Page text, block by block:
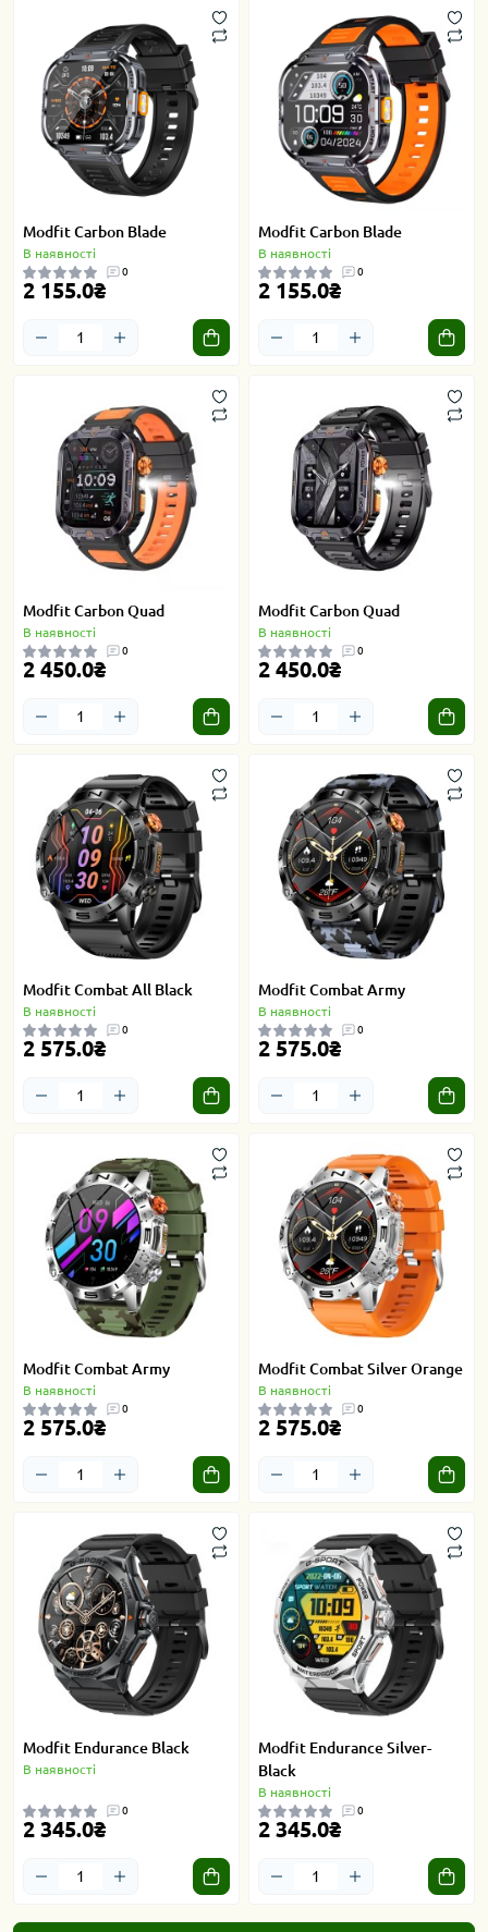
Modfit Carbon Blade
В наявності
0
2 155.0₴
Modfit Carbon Blade
В наявності
0
2 155.0₴
Modfit Carbon Quad
В наявності
0
2 450.0₴
Modfit Carbon Quad
В наявності
0
2 450.0₴
Modfit Combat All Black
В наявності
0
2 575.0₴
Modfit Combat Army
В наявності
0
2 575.0₴
Modfit Combat Army
В наявності
0
2 575.0₴
Modfit Combat Silver Orange
В наявності
0
2 575.0₴
Modfit Endurance Black
В наявності
0
2 345.0₴
Modfit Endurance Silver-
Black
В наявності
0
2 345.0₴